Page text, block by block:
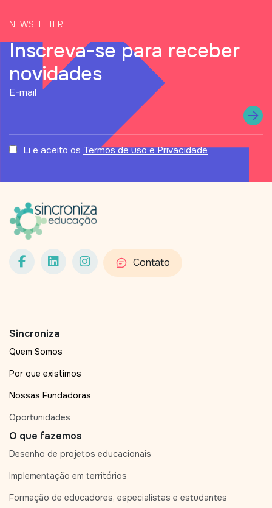
NEWSLETTER
Inscreva-se para receber
novidades
status
E-mail
Li e aceito os Termos de uso e Privacidade
Contato
Sincroniza
Quem Somos
Por que existimos
Nossas Fundadoras
Oportunidades
O que fazemos
Desenho de projetos educacionais
Implementação em territórios
Formação de educadores, especialistas e estudantes